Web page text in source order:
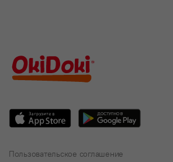
Пользовательское соглашение